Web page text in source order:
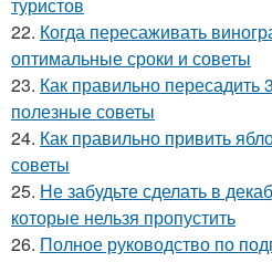
22. Когда пересаживать
оптимальные сроки и советы
23. Как правильно пересадить
полезные советы
24. Как правильно привить
советы
25. Не забудьте сделать в
которые нельзя пропустить
26. Полное руководство по